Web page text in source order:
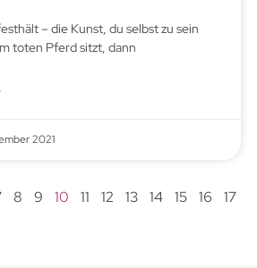
– die Kunst, du selbst zu sein
toten Pferd sitzt, dann
2021
8 9 10 11 12 13 14 15 16 17